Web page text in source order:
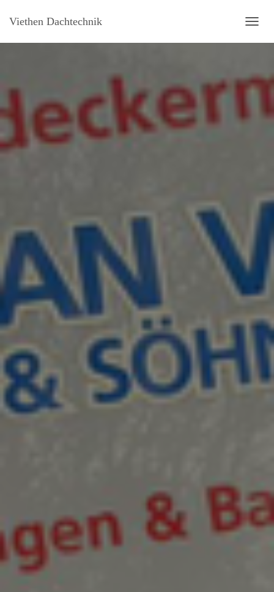
Viethen Dachtechnik